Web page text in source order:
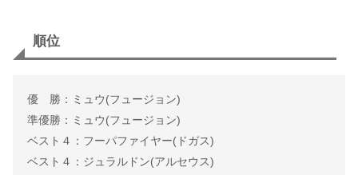
順位
優 勝：ミュウ(フュージョン)
準優勝：ミュウ(フュージョン)
ベスト４：フーパファイヤー(ドガス)
ベスト４：ジュラルドン(アルセウス)